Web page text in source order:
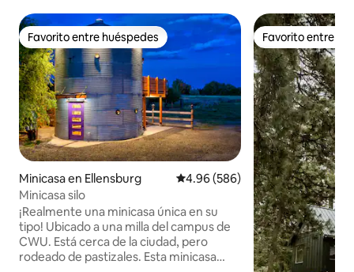
Favorito entre huéspedes
Favorito entre huéspedes
Minicasa en Ellensburg Calificación promedio: 4.96 de
4.96 (586)
Minicasa silo
¡Realmente una minicasa única en su
tipo! Ubicado a una milla del campus de
CWU. Está cerca de la ciudad, pero
rodeado de pastizales. Esta minicasa
Favorito entre
Favorito entre